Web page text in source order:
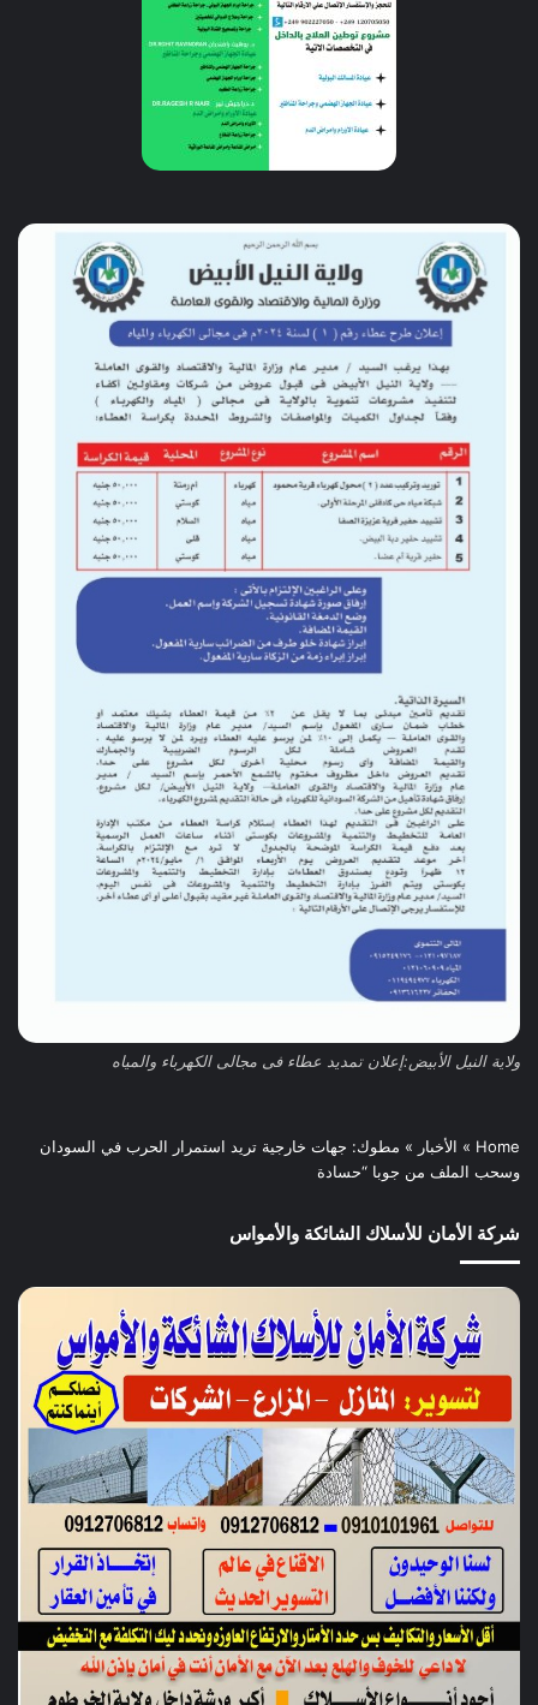
ولاية النيل الأبيض:إعلان تمديد عطاء فى مجالى الكهرباء والمياه
Home
» الأخبار » مطوك: جهات خارجية تريد استمرار الحرب في السودان
وسحب الملف من جوبا “حسادة
شركة الأمان للأسلاك الشائكة والأمواس